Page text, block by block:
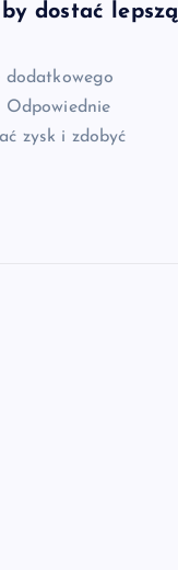
dostać lepszą
dodatkowego
Odpowiednie
zysk i zdobyć